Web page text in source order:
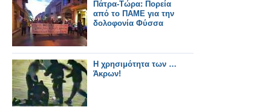
Πάτρα-Τώρα: Πορεία
από το ΠΑΜΕ για την
δολοφονία Φύσσα
Η χρησιμότητα των …
Άκρω ν!